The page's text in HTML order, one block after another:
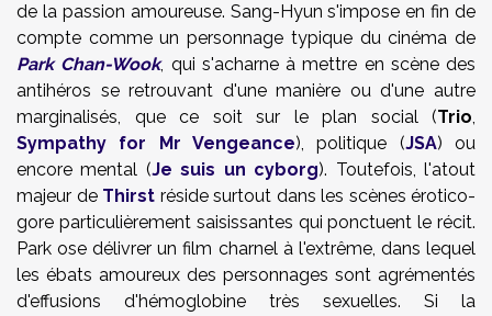
de la passion amoureuse. Sang-Hyun s'impose en fin de
compte comme un personnage typique du cinéma de
Park Chan-Wook, qui s'acharne à mettre en scène des
antihéros se retrouvant d'une manière ou d'une autre
marginalisés, que ce soit sur le plan social (Trio,
Sympathy for Mr Vengeance), politique (JSA) ou
encore mental (Je suis un cyborg). Toutefois, l'atout
majeur de Thirst réside surtout dans les scènes érotico-
gore particulièrement saisissantes qui ponctuent le récit.
Park ose délivrer un film charnel à l'extrême, dans lequel
les ébats amoureux des personnages sont agrémentés
d'effusions d'hémoglobine très sexuelles. Si la